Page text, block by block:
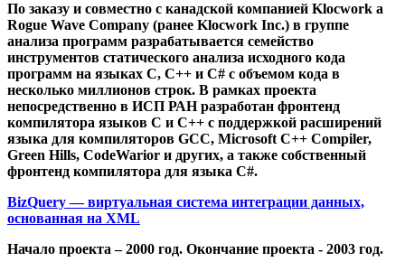
По заказу и совместно с канадской компанией Klocwork a
Rogue Wave Company (ранее Klocwork Inc.) в группе
анализа программ разрабатывается семейство
инструментов статического анализа исходного кода
программ на языках C, C++ и C# с объемом кода в
несколько миллионов строк. В рамках проекта
непосредственно в ИСП РАН разработан фронтенд
компилятора языков C и C++ с поддержкой расширений
языка для компиляторов GCC, Microsoft C++ Compiler,
Green Hills, CodeWarior и других, а также собственный
фронтенд компилятора для языка C#.
BizQuery — виртуальная система интеграции данных,
основанная на XML
Начало проекта – 2000 год. Окончание проекта - 2003 год.